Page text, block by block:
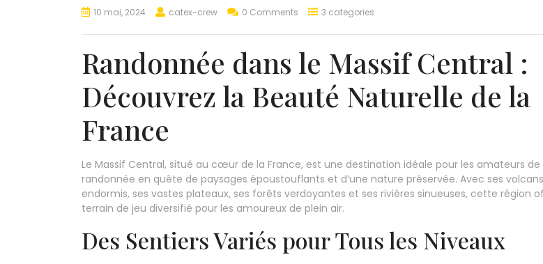
10 mai, 2024 catex-crew 0 Comments 3 categories
Randonnée dans le Massif Central :
Découvrez la Beauté Naturelle de la
France
Le Massif Central, situé au cœur de la France, est une destination idéale pour les amateurs de
randonnée en quête de paysages époustouflants et d’une nature préservée. Avec ses volcans
endormis, ses vastes plateaux, ses forêts verdoyantes et ses rivières sinueuses, cette région
terrain de jeu diversifié pour les amoureux de plein air.
Des Sentiers Variés pour Tous les Niveaux